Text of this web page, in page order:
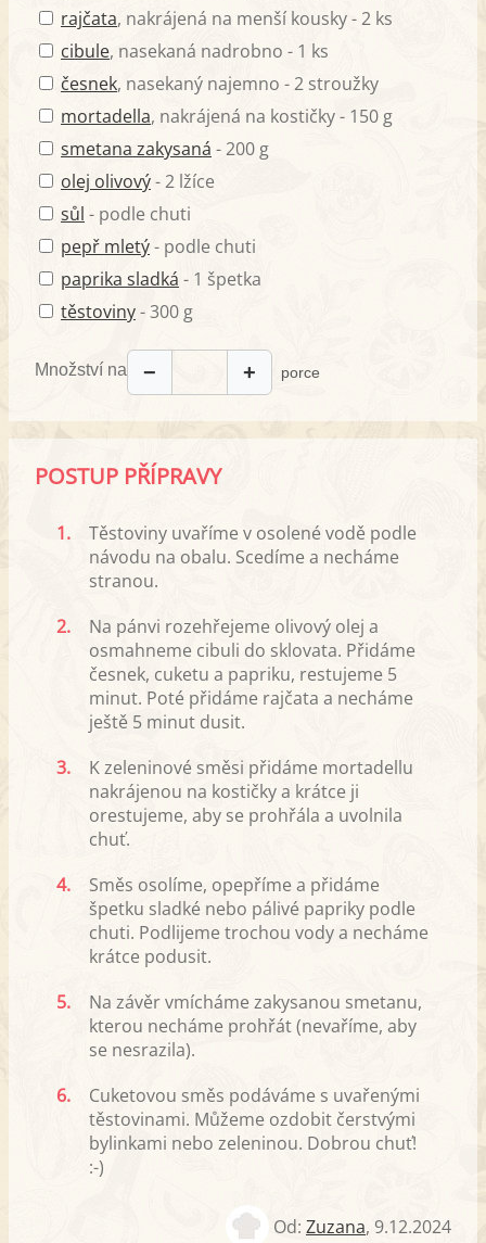
rajčata, nakrájená na menší kousky - 2 ks
cibule, nasekaná nadrobno - 1 ks
česnek, nasekaný najemno - 2 stroužky
mortadella, nakrájená na kostičky - 150 g
smetana zakysaná - 200 g
olej olivový- 2 lžíce
sůl - podle chuti
pepř mletý- podle chuti
paprika sladká - 1 špetka
těstoviny- 300 g
Množství na − + porce
POSTUP PŘÍPRAVY
1.
Těstoviny uvaříme v osolené vodě podle
návodu na obalu. Scedíme a necháme
stranou.
2.
Na pánvi rozehřejeme olivový olej a
osmahneme cibuli do sklovata. Přidáme
česnek, cuketu a papriku, restujeme 5
minut. Poté přidáme rajčata a necháme
ještě 5 minut dusit.
3.
K zeleninové směsi přidáme mortadellu
nakrájenou na kostičky a krátce ji
orestujeme, aby se prohřála a uvolnila
chuť.
4.
Směs osolíme, opepříme a přidáme
špetku sladké nebo pálivé papriky podle
chuti. Podlijeme trochou vody a necháme
krátce podusit.
5.
Na závěr vmícháme zakysanou smetanu,
kterou necháme prohřát (nevaříme, aby
se nesrazila).
6.
Cuketovou směs podáváme s uvařenými
těstovinami. Můžeme ozdobit čerstvými
bylinkami nebo zeleninou. Dobrou chuť!
:-)
Od: Zuzana, 9.12.2024